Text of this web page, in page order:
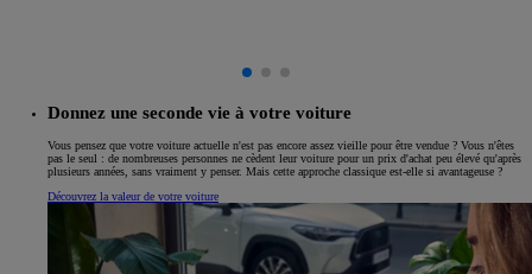
Donnez une seconde vie à votre voiture
Vous pensez que votre voiture actuelle n'est pas encore assez vieille pour être vendue ? Vous n'êtes
pas le seul : de nombreuses personnes ne cèdent leur voiture pour un prix d'achat peu élevé qu'après
plusieurs années, sans vraiment y penser. Mais cette approche classique est-elle si avantageuse ?
Découvrez la valeur de votre voiture